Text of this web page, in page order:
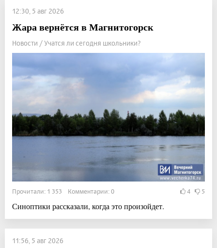
12:30, 5 авг 2026
Жара вернётся в Магнитогорск
Новости / Учатся ли сегодня школьники?
Прочитали: 1 353 Комментарии: 0 4 5
Синоптики рассказали, когда это произойдет.
11:56, 5 авг 2026